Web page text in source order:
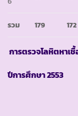
รวม 179 172
การตรวจโลหิตหาเ
ปีการศึกษา2553